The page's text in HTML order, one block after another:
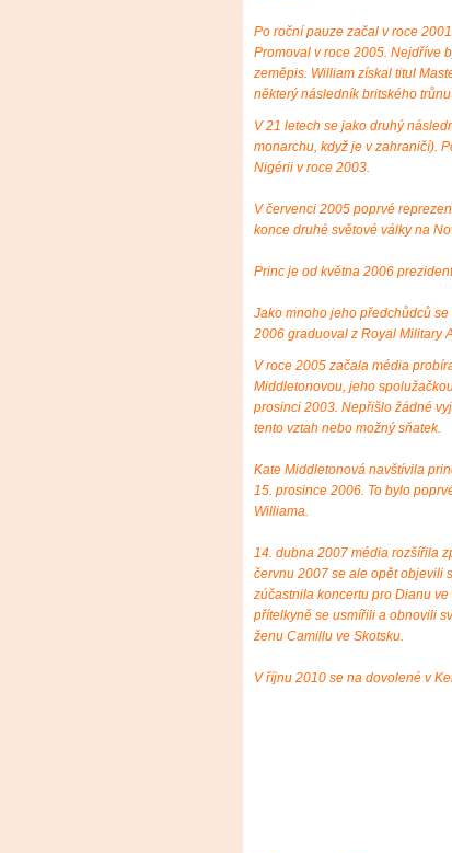
Po roční pauze začal v roce
Promoval v roce 2005. Nejdříve
zeměpis. William získal titul
některý následník britského
V 21 letech se jako druhý
monarchu, když je v zahraničí).
Nigérii v roce 2003.
V červenci 2005 poprvé
konce druhé světové války na
Princ je od května 2006
Jako mnoho jeho předchůdců
2006 graduoval z Royal Military
V roce 2005 začala média
Middletonovou, jeho
prosinci 2003. Nepřišlo žádné
tento vztah nebo možný sňatek.
Kate Middletonová navštívila
15. prosince 2006. To bylo
Williama.
14. dubna 2007 média rozšířila
červnu 2007 se ale opět objevili
zúčastnila koncertu pro Dianu
přítelkyně se usmířili a obnovili
ženu Camillu ve Skotsku.
V říjnu 2010 se na dovolené v